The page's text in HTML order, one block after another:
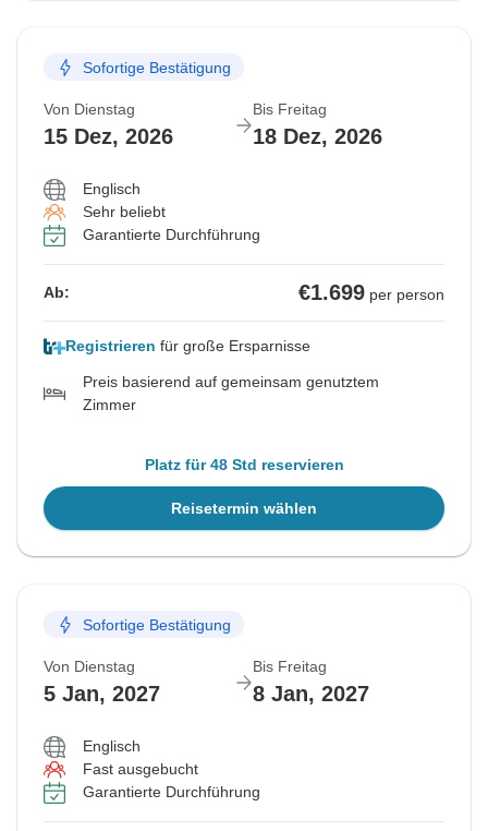
Sofortige Bestätigung
Von Dienstag
15 Dez, 2026
Bis Freitag
18 Dez, 2026
Englisch
Sehr beliebt
Garantierte Durchführung
Ab: €1.699 per person
Registrieren für große Ersparnisse
Preis basierend auf gemeinsam genutztem
Zimmer
Platz für 48 Std reservieren
Reisetermin wählen
Sofortige Bestätigung
Von Dienstag
5 Jan, 2027
Bis Freitag
8 Jan, 2027
Englisch
Fast ausgebucht
Garantierte Durchführung